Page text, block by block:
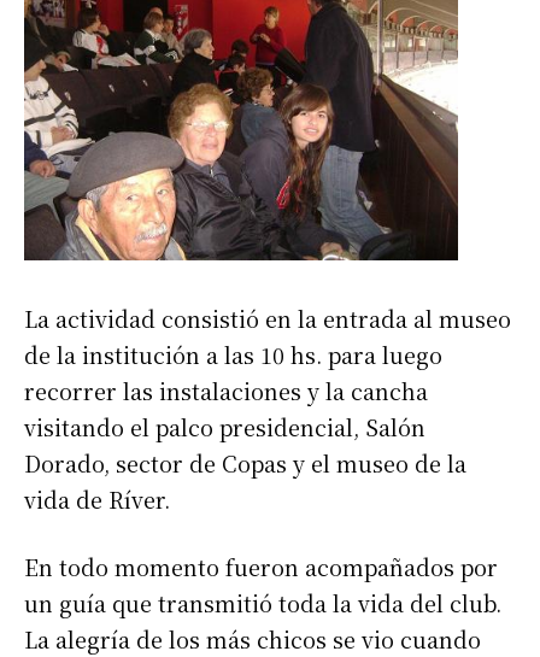
La actividad consistió en la entrada al museo
de la institución a las 10 hs. para luego
recorrer las instalaciones y la cancha
visitando el palco presidencial, Salón
Dorado, sector de Copas y el museo de la
vida de Ríver.
En todo momento fueron acompañados por
un guía que transmitió toda la vida del club.
La alegría de los más chicos se vio cuando